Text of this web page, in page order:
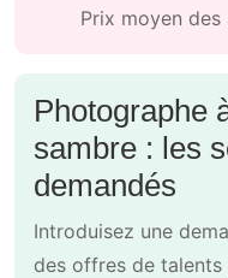
Prix moyen
Photographe
sambre : les
demandés
Introduisez une
des offres de